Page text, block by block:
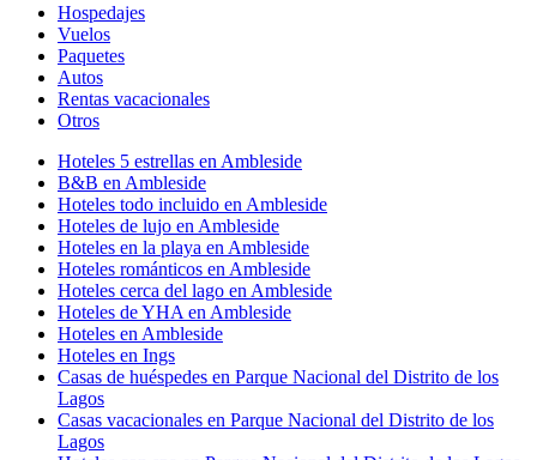
Hospedajes
Vuelos
Paquetes
Autos
Rentas vacacionales
Otros
Hoteles 5 estrellas en Ambleside
B&B en Ambleside
Hoteles todo incluido en Ambleside
Hoteles de lujo en Ambleside
Hoteles en la playa en Ambleside
Hoteles románticos en Ambleside
Hoteles cerca del lago en Ambleside
Hoteles de YHA en Ambleside
Hoteles en Ambleside
Hoteles en Ings
Casas de huéspedes en Parque Nacional del Distrito de los
Lagos
Casas vacacionales en Parque Nacional del Distrito de los
Lagos